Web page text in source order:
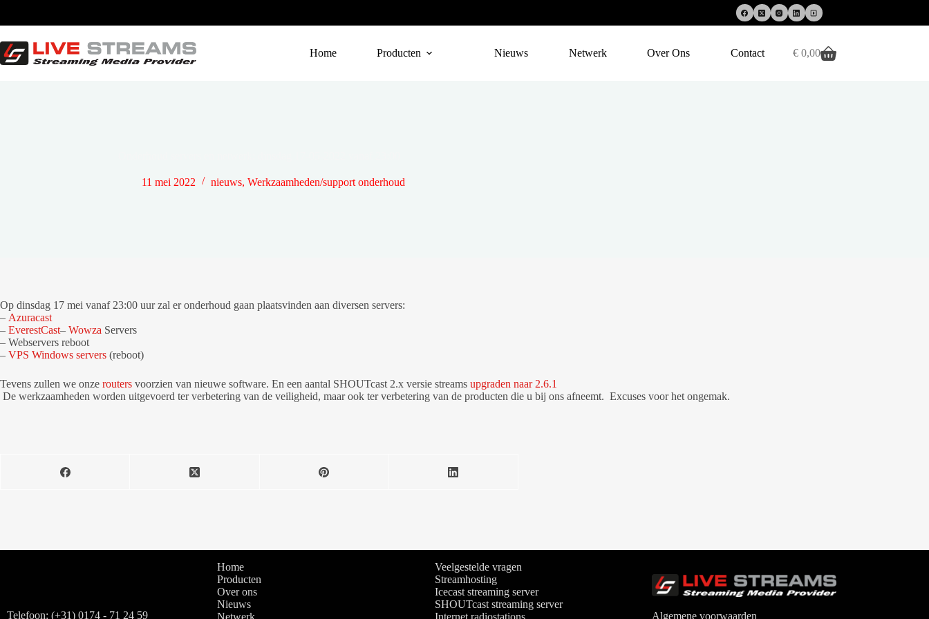
inhoud
Home
Producten Nieuws Netwerk Over Ons Contact Winkelwagen
€0,00
11 mei 2022 nieuws, Werkzaamheden/support onderhoud
Op dinsdag 17 mei vanaf 23:00 uur zal er onderhoud gaan plaatsvinden aan diversen servers:
– Azuracast
– EverestCast– Wowza Servers
– Webservers reboot
– VPS Windows servers (reboot)
Tevens zullen we onze routers voorzien van nieuwe software. En een aantal SHOUTcast 2.x versie streams upgraden naar 2.6.1
De werkzaamheden worden uitgevoerd ter verbetering van de veiligheid, maar ook ter verbetering van de producten die u bij ons afneemt. Excuses voor het ongemak.
Telefoon: (+31) 0174 - 71 24 59
Home
Producten
Over ons
Nieuws
Veelgestelde vragen
Streamhosting
Icecast streaming server
SHOUTcast streaming server
Algemene voorwaarden